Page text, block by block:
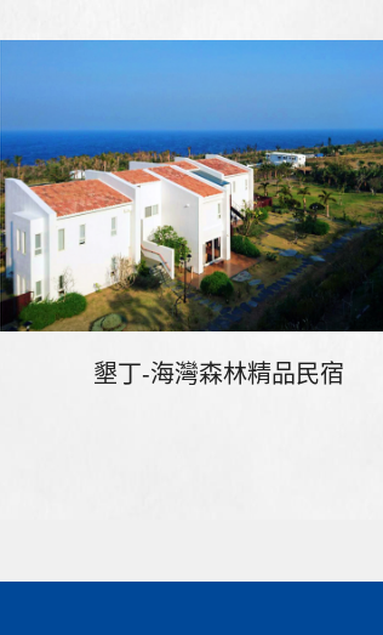
墾丁-海灣森林精品民宿